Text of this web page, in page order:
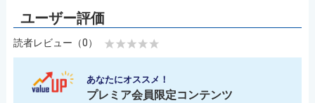
読者レビュー（0）
あなたにオススメ！
プレミア会員限定コンテンツ